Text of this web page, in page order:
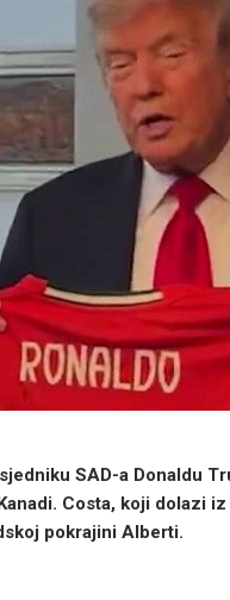
SAD-a Donaldu
Costa, koji dolazi
pokrajini Alberti.